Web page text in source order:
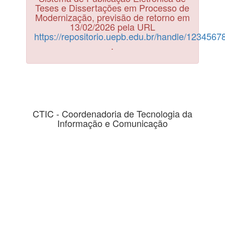
Teses e Dissertações em Processo de
Modernização, previsão de retorno em
13/02/2026 pela URL
https://repositorio.uepb.edu.br/handle/
.
CTIC - Coordenadoria de Tecnologia da
Informação e Comunicação